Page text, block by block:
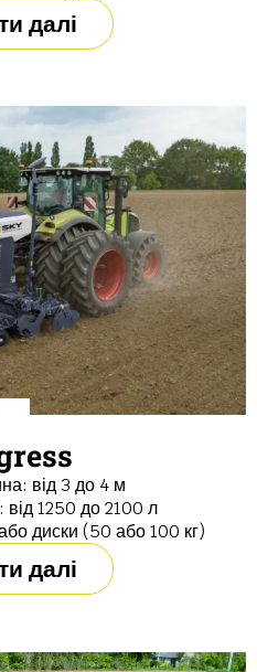
далі
від 3 до 4 м
від 1250 до 2100 л
диски (50 або 100 кг)
далі